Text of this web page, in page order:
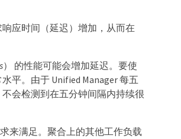
应时间（延迟）增加，从而在
） 的性能可能会增加延迟。要使
平。由于 Unified Manager 每五
会检测到在五分钟间隔内持续很
来满足。聚合上的其他工作负载